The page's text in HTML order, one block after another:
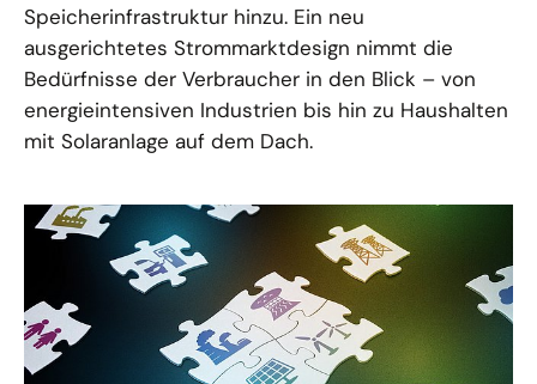
Speicherinfrastruktur hinzu. Ein neu
ausgerichtetes Strommarktdesign nimmt die
Bedürfnisse der Verbraucher in den Blick – von
energieintensiven Industrien bis hin zu Haushalten
mit Solaranlage auf dem Dach.